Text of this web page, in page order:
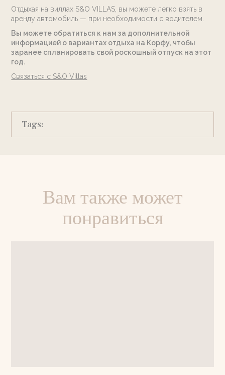
Отдыхая на виллах S&O VILLAS, вы можете легко взять в
аренду автомобиль — при необходимости с водителем.
Вы можете обратиться к нам за дополнительной
информацией о вариантах отдыха на Корфу, чтобы
заранее спланировать свой роскошный отпуск на этот
год.
Связаться с S&O Villas
Tags:
Вам также может
понравиться